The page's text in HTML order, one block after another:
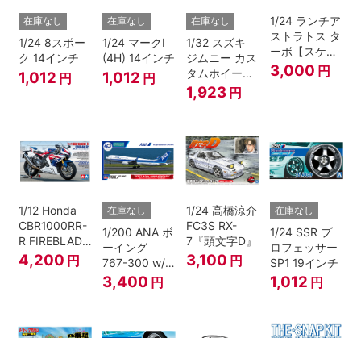
在庫なし
1/24 8スポー
ク 14インチ
1,012 円
在庫なし
1/24 マークI
(4H) 14インチ
1,012 円
在庫なし
1/32 スズキ
ジムニー カス
タムホイール
(ブルーイッシ
ュブラックパ
1,923 円
1/24 ランチア
ストラトス タ
ーボ【スケー
ルモデル限
定】
3,000 円
1/12 Honda
CBR1000RR-
R FIREBLADE
SP 30th
Anniversary
4,200 円
在庫なし
1/200 ANA ボ
ーイング
767-300 w/
ウイングレッ
ト “B767就航
3,400 円
1/24 高橋涼介
FC3S RX-
7『頭文字D』
3,100 円
在庫なし
1/24 SSR プ
ロフェッサー
SP1 19インチ
1,012 円